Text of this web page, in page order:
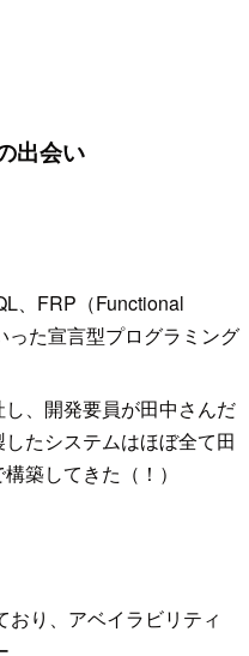
出会い
、FRP（Functional
た宣言型プログラミング
、開発要員が田中さんだ
たシステムはほぼ全て田
築してきた（！）
おり、アベイラビリティ